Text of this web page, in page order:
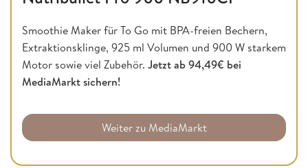
Smoothie Maker für To Go mit BPA-freien Bechern,
Extraktionsklinge, 925 ml Volumen und 900 W starkem
Motor sowie viel Zubehör. Jetzt ab 94,49€ bei
MediaMarkt sichern!
Weiter zu MediaMarkt